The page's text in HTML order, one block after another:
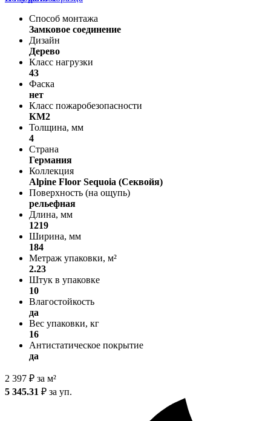
Способ монтажа
Замковое соединение
Дизайн
Дерево
Класс нагрузки
43
Фаска
нет
Класс пожаробезопасности
КМ2
Толщина, мм
4
Страна
Германия
Коллекция
Alpine Floor Sequoia (Секвойя)
Поверхность (на ощупь)
рельефная
Длина, мм
1219
Ширина, мм
184
Метраж упаковки, м²
2.23
Штук в упаковке
10
Влагостойкость
да
Вес упаковки, кг
16
Антистатическое покрытие
да
2 397 ₽ за м²
5 345.31 ₽ за уп.